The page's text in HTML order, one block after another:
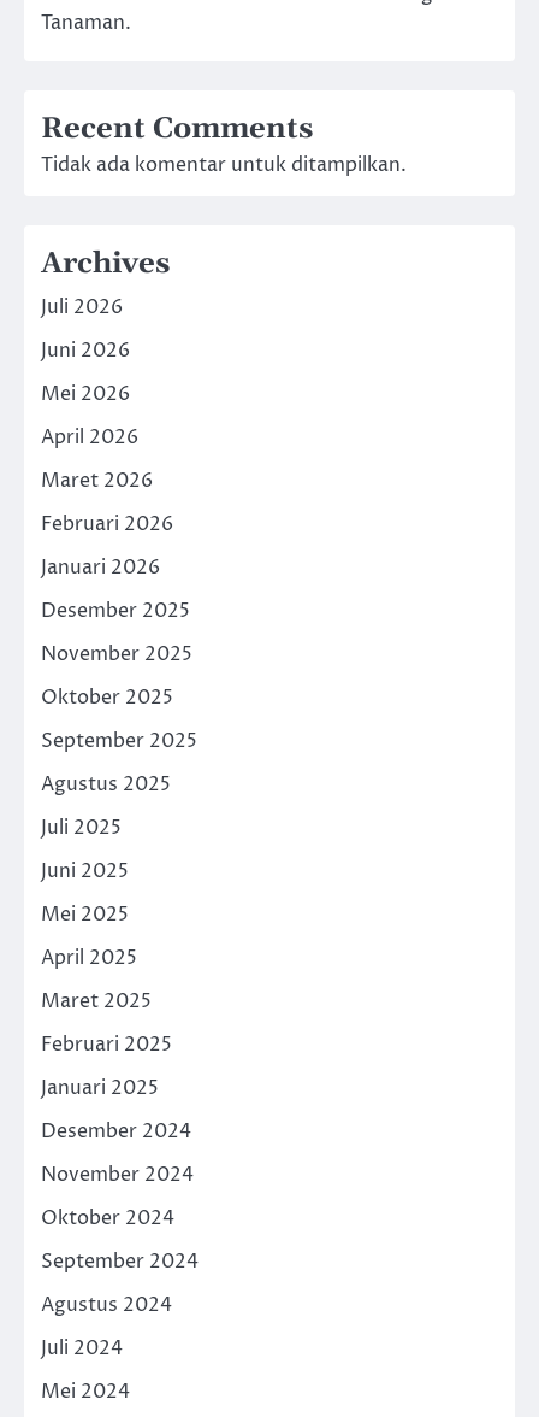
Tanaman.
Recent Comments
Tidak ada komentar untuk ditampilkan.
Archives
Juli 2026
Juni 2026
Mei 2026
April 2026
Maret 2026
Februari 2026
Januari 2026
Desember 2025
November 2025
Oktober 2025
September 2025
Agustus 2025
Juli 2025
Juni 2025
Mei 2025
April 2025
Maret 2025
Februari 2025
Januari 2025
Desember 2024
November 2024
Oktober 2024
September 2024
Agustus 2024
Juli 2024
Mei 2024